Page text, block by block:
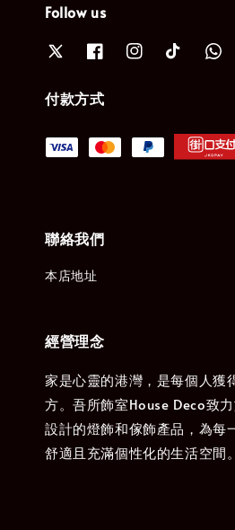
Follow us
付款方式
聯絡我們
本店地址
經營理念
家是心靈的港灣，是每個人獲
方。吾所飾室House Deco致
設計的燈飾和傢飾產品，為每
舒適且充滿個性化的生活空間。